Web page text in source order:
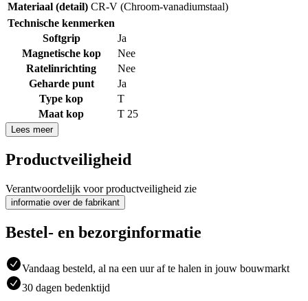
Materiaal (detail) CR-V (Chroom-vanadiumstaal)
Technische kenmerken
Softgrip
Ja
Magnetische kop
Nee
Ratelinrichting
Nee
Geharde punt
Ja
Type kop
T
Maat kop
T 25
Lees meer
Productveiligheid
Verantwoordelijk voor productveiligheid zie
informatie over de fabrikant
Bestel- en bezorginformatie
Vandaag besteld, al na een uur af te halen in jouw bouwmarkt
30 dagen bedenktijd